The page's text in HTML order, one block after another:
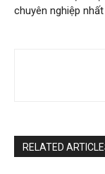
chuyên nghiệp
RELATED